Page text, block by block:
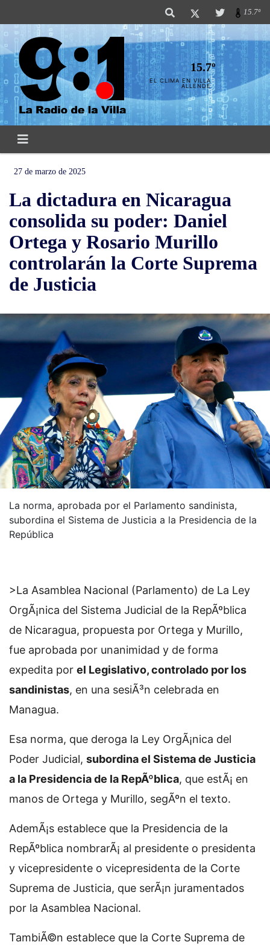
15.7º
15.7º
EL CLIMA EN VILLA
ALLENDE
27 de marzo de 2025
La dictadura en Nicaragua
consolida su poder: Daniel
Ortega y Rosario Murillo
controlarán la Corte Suprema
de Justicia
La norma, aprobada por el Parlamento sandinista,
subordina el Sistema de Justicia a la Presidencia de la
República
>La Asamblea Nacional (Parlamento) de La Ley
OrgÃ¡nica del Sistema Judicial de la RepÃºblica
de Nicaragua, propuesta por Ortega y Murillo,
fue aprobada por unanimidad y de forma
expedita por el Legislativo, controlado por los
sandinistas, en una sesiÃ³n celebrada en
Managua.
Esa norma, que deroga la Ley OrgÃ¡nica del
Poder Judicial, subordina el Sistema de Justicia
a la Presidencia de la RepÃºblica, que estÃ¡ en
manos de Ortega y Murillo, segÃºn el texto.
AdemÃ¡s establece que la Presidencia de la
RepÃºblica nombrarÃ¡ al presidente o presidenta
y vicepresidente o vicepresidenta de la Corte
Suprema de Justicia, que serÃ¡n juramentados
por la Asamblea Nacional.
TambiÃ©n establece que la Corte Suprema de